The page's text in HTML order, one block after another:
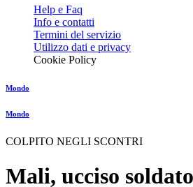
Help e Faq
Info e contatti
Termini del servizio
Utilizzo dati e privacy
Cookie Policy
Mondo
Mondo
COLPITO NEGLI SCONTRI
Mali, ucciso